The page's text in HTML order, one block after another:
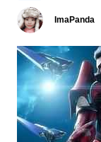
ImaPanda